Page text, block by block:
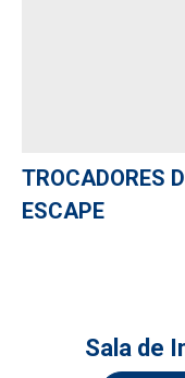
TROCADORES
ESCAPE
Sala de